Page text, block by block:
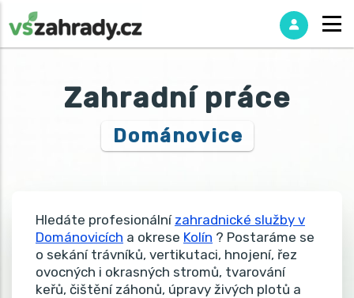
Zahradní práce
Dománovice
Hledáte profesionální zahradnické služby v
Dománovicích a okrese Kolín ? Postaráme se
o sekání trávníků, vertikutaci, hnojení, řez
ovocných i okrasných stromů, tvarování
keřů, čištění záhonů, úpravy živých plotů a